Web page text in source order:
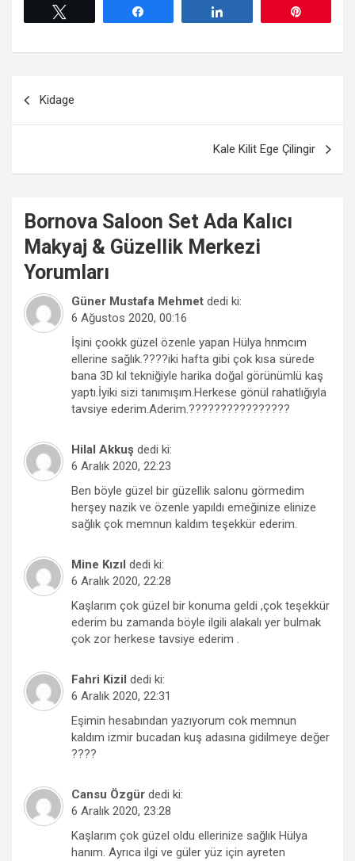
gezinmesi
Kidage
Kale Kilit Ege Çilingir
Bornova Saloon Set Ada Kalıcı
Makyaj & Güzellik Merkezi
Yorumları
Güner Mustafa Mehmet dedi ki:
6 Ağustos 2020, 00:16
İşini çookk güzel özenle yapan Hülya hnmcım
ellerine sağlık.????iki hafta gibi çok kısa sürede
bana 3D kıl tekniğiyle harika doğal görünümlü kaş
yaptı.İyiki sizi tanımışım.Herkese gönül rahatlığıyla
tavsiye ederim.Aderim.????????????????
Hilal Akkuş dedi ki:
6 Aralık 2020, 22:23
Ben böyle güzel bir güzellik salonu görmedim
herşey nazik ve özenle yapıldı emeğinize elinize
sağlık çok memnun kaldım teşekkür ederim.
Mine Kızıl dedi ki:
6 Aralık 2020, 22:28
Kaşlarım çok güzel bir konuma geldi ,çok teşekkür
ederim bu zamanda böyle ilgili alakalı yer bulmak
çok zor herkese tavsiye ederim .
Fahri Kizil dedi ki:
6 Aralık 2020, 22:31
Eşimin hesabından yazıyorum cok memnun
kaldım izmir bucadan kuş adasına gidilmeye değer
????
Cansu Özgür dedi ki:
6 Aralık 2020, 23:28
Kaşlarım çok güzel oldu ellerinize sağlık Hülya
hanım. Ayrıca ilgi ve güler yüz için ayreten